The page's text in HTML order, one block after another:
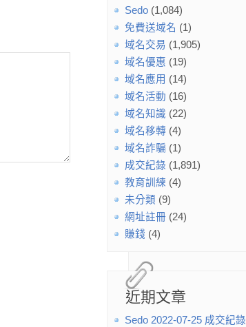
Sedo (1,084)
免費送域名 (1)
域名交易 (1,905)
域名優惠 (19)
域名應用 (14)
域名活動 (16)
域名知識 (22)
域名移轉 (4)
域名詐騙 (1)
成交紀錄 (1,891)
教育訓練 (4)
未分類 (9)
網址註冊 (24)
賺錢 (4)
近期文章
Sedo 2022-07-25 成交紀錄